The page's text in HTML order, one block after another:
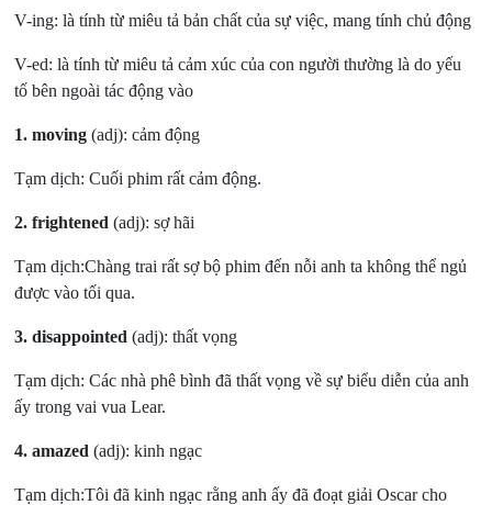
V-ing: là tính từ miêu tả bản chất của sự việc, mang tính chủ động
V-ed: là tính từ miêu tả cảm xúc của con người thường là do yếu
tố bên ngoài tác động vào
1. moving (adj): cảm động
Tạm dịch: Cuối phim rất cảm động.
2.frightened (adj): sợ hãi
Tạm dịch:Chàng trai rất sợ bộ phim đến nỗi anh ta không thể ngủ
được vào tối qua.
3.disappointed (adj): thất vọng
Tạm dịch: Các nhà phê bình đã thất vọng về sự biểu diễn của anh
ấy trong vai vua Lear.
4.amazed (adj): kinh ngạc
Tạm dịch:Tôi đã kinh ngạc rằng anh ấy đã đoạt giải Oscar cho